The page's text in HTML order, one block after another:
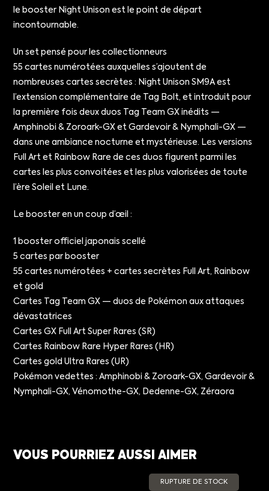
le booster Night Unison est le point de départ
incontournable.
Un set pensé pour les collectionneurs
55 cartes numérotées auxquelles s’ajoutent de
nombreuses cartes secrètes : Night Unison SM9A est
l’extension complémentaire de Tag Bolt, et introduit pour
la première fois deux duos Tag Team GX inédits —
Amphinobi & Zoroark-GX et Gardevoir & Nymphali-GX —
dans une ambiance nocturne et mystérieuse. Les versions
Full Art et Rainbow Rare de ces duos figurent parmi les
cartes les plus convoitées et les plus valorisées de toute
l’ère Soleil et Lune.
Le booster en un coup d’œil :
1 booster officiel japonais scellé
5 cartes par booster
55 cartes numérotées + cartes secrètes Full Art, Rainbow
et gold
Cartes Tag Team GX — duos de Pokémon aux attaques
dévastatrices
Cartes GX Full Art Super Rares (SR)
Cartes Rainbow Rare Hyper Rares (HR)
Cartes gold Ultra Rares (UR)
Pokémon vedettes : Amphinobi & Zoroark-GX, Gardevoir &
Nymphali-GX, Vénomothe-GX, Dedenne-GX, Zéraora
VOUS POURRIEZ AUSSI AIMER
RUPTURE DE STOCK